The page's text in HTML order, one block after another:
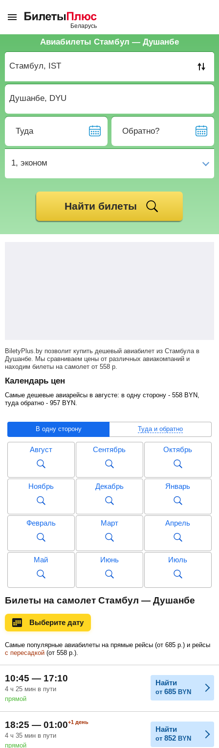
Авиабилеты Стамбул — Душанбе
Туда Обратно?
1, эконом
Найти билеты
BiletyPlus.by позволит купить дешевый авиабилет из Стамбула в
Душанбе. Мы сравниваем цены от различных авиакомпаний и
находим билеты на самолет от 558 р
Календарь цен
Самые дешевые авиарейсы в августе: в одну сторону - 558 BYN
туда обратно - 957 BYN
В одну сторону Туда и обратно
Август Сентябрь Октябрь
Ноябрь Декабрь Январь
Февраль Март Апрель
Май Июнь Июль
Сентябрь Октябрь
Ноябрь
Билеты на самолет Стамбул — Душанбе
Выберите дату
Самые популярные авиабилеты на прямые рейсы (от 685 р. ) и рейсы
с пересадкой (от 558 р. ).
10:45 — 17:10
4 ч 25 мин в пути
прямой
Найти
от 685 BYN
18:25 — 01:00+1 день
4 ч 35 мин в пути
прямой
Найти
от 852 BYN